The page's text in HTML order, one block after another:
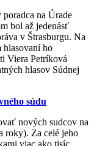
na Úrade
bol až jedenásť
v Štrasburgu. Na
hlasovaní ho
Viera Petríková
hlasov Súdnej
súdu
nových sudcov na
roky). Za celé jeho
viac ako tisíc